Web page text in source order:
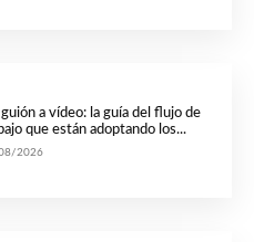
a vídeo: la guía del flujo de
que están adoptando los...
2026